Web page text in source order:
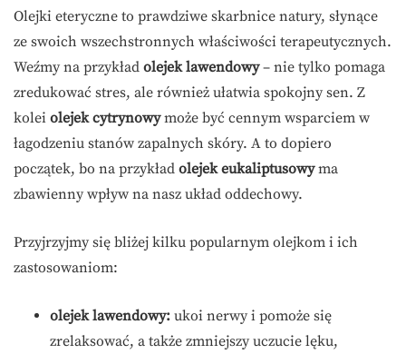
Olejki eteryczne to prawdziwe skarbnice natury, słynące
ze swoich wszechstronnych właściwości terapeutycznych.
Weźmy na przykład olejek lawendowy– nie tylko pomaga
zredukować stres, ale również ułatwia spokojny sen. Z
kolei olejek cytrynowymoże być cennym wsparciem w
łagodzeniu stanów zapalnych skóry. A to dopiero
początek, bo na przykład olejek eukaliptusowyma
zbawienny wpływ na nasz układ oddechowy.
Przyjrzyjmy się bliżej kilku popularnym olejkom i ich
zastosowaniom:
olejek lawendowy: ukoi nerwy i pomoże się
zrelaksować, a także zmniejszy uczucie lęku,